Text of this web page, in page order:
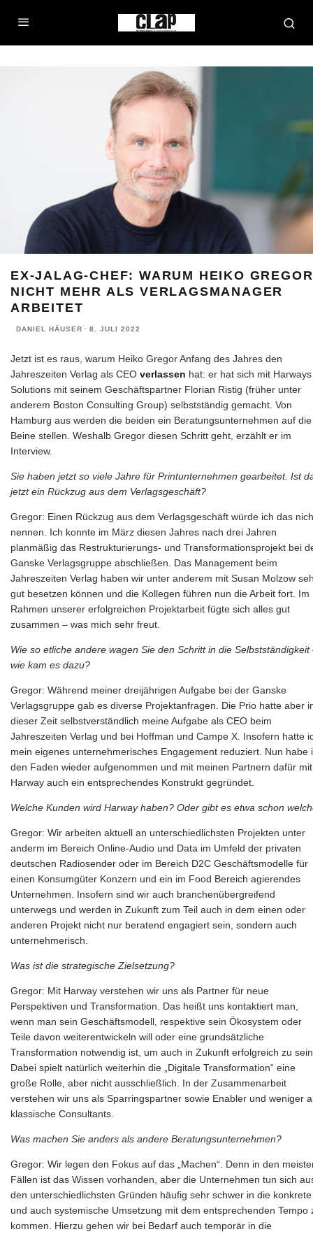
EX-JALAG-CHEF: WARUM HEIKO GREGOR
NICHT MEHR ALS VERLAGSMANAGER
ARBEITET
DANIEL HÄUSER · 8. JULI 2022
Jetzt ist es raus, warum Heiko Gregor Anfang des Jahres den
Jahreszeiten Verlag als CEO verlassen hat: er hat sich mit Harways
Solutions mit seinem Geschäftspartner Florian Ristig (früher unter
anderem Boston Consulting Group) selbstständig gemacht. Von
Hamburg aus werden die beiden ein Beratungsunternehmen auf die
Beine stellen. Weshalb Gregor diesen Schritt geht, erzählt er im
Interview.
Sie haben jetzt so viele Jahre für Printunternehmen gearbeitet. Ist
jetzt ein Rückzug aus dem Verlagsgeschäft?
Gregor: Einen Rückzug aus dem Verlagsgeschäft würde ich das
nennen. Ich konnte im März diesen Jahres nach drei Jahren
planmäßig das Restrukturierungs- und Transformationsprojekt bei
Ganske Verlagsgruppe abschließen. Das Management beim
Jahreszeiten Verlag haben wir unter anderem mit Susan Molzow
gut besetzen können und die Kollegen führen nun die Arbeit fort. Im
Rahmen unserer erfolgreichen Projektarbeit fügte sich alles gut
zusammen – was mich sehr freut.
Wie so etliche andere wagen Sie den Schritt in die Selbstständigkeit
wie kam es dazu?
Gregor: Während meiner dreijährigen Aufgabe bei der Ganske
Verlagsgruppe gab es diverse Projektanfragen. Die Prio hatte aber
dieser Zeit selbstverständlich meine Aufgabe als CEO beim
Jahreszeiten Verlag und bei Hoffman und Campe X. Insofern hatte
mein eigenes unternehmerisches Engagement reduziert. Nun habe
den Faden wieder aufgenommen und mit meinen Partnern dafür mit
Harway auch ein entsprechendes Konstrukt gegründet.
Welche Kunden wird Harway haben? Oder gibt es etwa schon
Gregor: Wir arbeiten aktuell an unterschiedlichsten Projekten unter
anderm im Bereich Online-Audio und Data im Umfeld der privaten
deutschen Radiosender oder im Bereich D2C Geschäftsmodelle für
einen Konsumgüter Konzern und ein im Food Bereich agierendes
Unternehmen. Insofern sind wir auch branchenübergreifend
unterwegs und werden in Zukunft zum Teil auch in dem einen oder
anderen Projekt nicht nur beratend engagiert sein, sondern auch
unternehmerisch.
Was ist die strategische Zielsetzung?
Gregor: Mit Harway verstehen wir uns als Partner für neue
Perspektiven und Transformation. Das heißt uns kontaktiert man,
wenn man sein Geschäftsmodell, respektive sein Ökosystem oder
Teile davon weiterentwickeln will oder eine grundsätzliche
Transformation notwendig ist, um auch in Zukunft erfolgreich zu
Dabei spielt natürlich weiterhin die „Digitale Transformation“ eine
große Rolle, aber nicht ausschließlich. In der Zusammenarbeit
verstehen wir uns als Sparringspartner sowie Enabler und weniger
klassische Consultants.
Was machen Sie anders als andere Beratungsunternehmen?
Gregor: Wir legen den Fokus auf das „Machen“. Denn in den
Fällen ist das Wissen vorhanden, aber die Unternehmen tun sich
den unterschiedlichsten Gründen häufig sehr schwer in die konkrete
und auch systemische Umsetzung mit dem entsprechenden Tempo
kommen. Hierzu gehen wir bei Bedarf auch temporär in die